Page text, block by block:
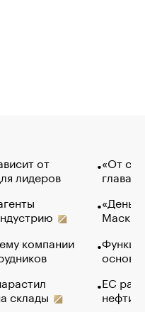
от
лидеров
компании
склады
«От
глава
Маск в
основ
ЕС
нефти